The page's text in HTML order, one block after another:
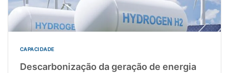
CAPACIDADE
Descarbonização da geração de energia